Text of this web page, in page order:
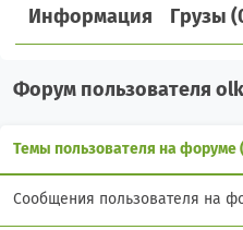
Информация Грузы
Форум пользователя
Темы пользователя на форуме
Сообщения пользователя на